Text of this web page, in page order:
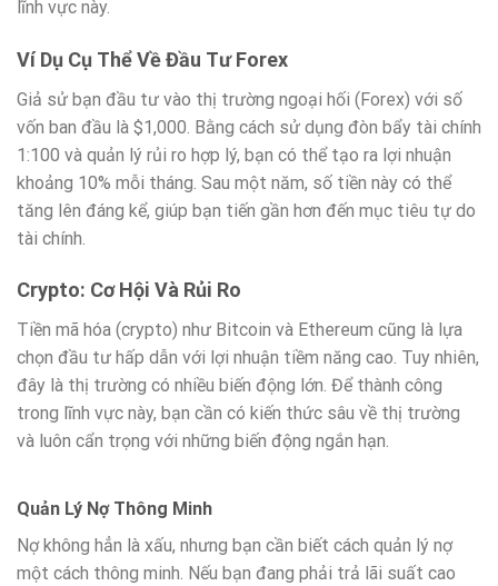
lĩnh vực này.
Ví Dụ Cụ Thể Về Đầu Tư Forex
Giả sử bạn đầu tư vào thị trường ngoại hối (Forex) với số
vốn ban đầu là $1,000. Bằng cách sử dụng đòn bẩy tài chính
1:100 và quản lý rủi ro hợp lý, bạn có thể tạo ra lợi nhuận
khoảng 10% mỗi tháng. Sau một năm, số tiền này có thể
tăng lên đáng kể, giúp bạn tiến gần hơn đến mục tiêu tự do
tài chính.
Crypto: Cơ Hội Và Rủi Ro
Tiền mã hóa (crypto) như Bitcoin và Ethereum cũng là lựa
chọn đầu tư hấp dẫn với lợi nhuận tiềm năng cao. Tuy nhiên,
đây là thị trường có nhiều biến động lớn. Để thành công
trong lĩnh vực này, bạn cần có kiến thức sâu về thị trường
và luôn cẩn trọng với những biến động ngắn hạn.
Quản Lý Nợ Thông Minh
Nợ không hẳn là xấu, nhưng bạn cần biết cách quản lý nợ
một cách thông minh. Nếu bạn đang phải trả lãi suất cao